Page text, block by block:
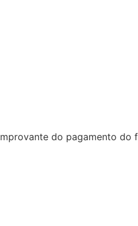
do pagamento do